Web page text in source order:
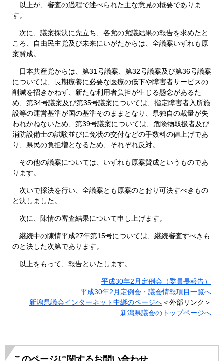
以上が、審査の過程で述べられた主な意見の概要でありま
す。
次に、議案採決に先立ち、各党の党議結果の報告を求めたと
ころ、自由民主党及び未来にいがたからは、全議案いずれも原
案賛成。
日本共産党からは、第31号議案、第32号議案及び第36号議案
については、長期療養に必要な医療の低下や障害者サービスの
削減を招きかねず、新たな利用者負担が生じる懸念があるた
め、第34号議案及び第35号議案については、指定障害者入所施
設等の運営基準が国の基準そのままとなり、県独自の裁量が失
われかねないため、第39号議案については、危険物取扱者及び
消防設備士の試験並びに免状の交付などの手数料の値上げであ
り、県民の負担増となるため、それぞれ反対。
その他の議案については、いずれも原案賛成というものであ
ります。
次いで採決を行い、全議案とも原案のとおり可決すべきもの
と決しました。
次に、陳情の審査結果について申し上げます。
継続中の陳情平成27年第15号については、継続審査すべきも
のと決した次第であります。
以上をもって、報告といたします。
平成30年2月定例会（委員長報告）
平成30年2月定例会・議会情報項目一覧へ
新潟県議会インターネット中継のページへ＜外部リンク＞
新潟県議会のトップページへ
このページに関するお問い合わせ